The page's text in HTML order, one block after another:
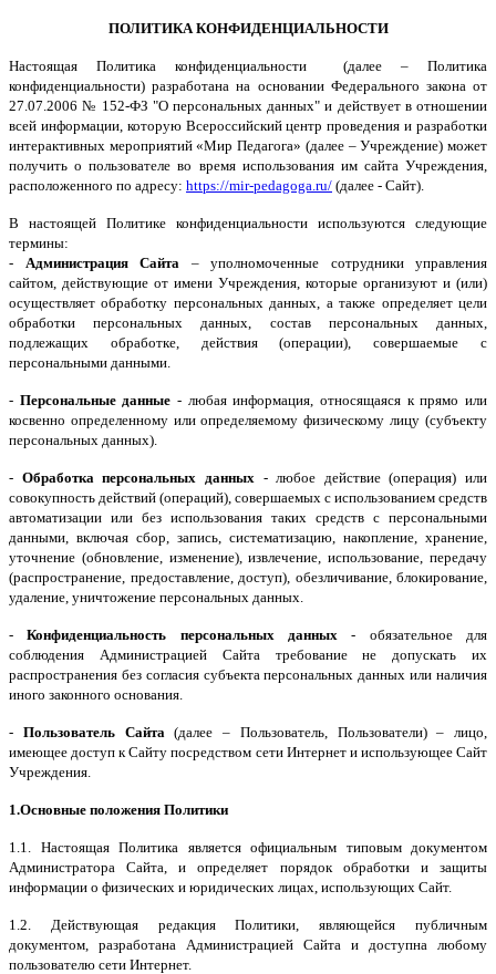
ПОЛИТИКА КОНФИДЕНЦИАЛЬНОСТИ
Настоящая Политика конфиденциальности (далее – Политика
конфиденциальности) разработана на основании Федерального закона от
27.07.2006 № 152-ФЗ "О персональных данных" и действует в отношении
всей информации, которую Всероссийский центр проведения и разработки
интерактивных мероприятий «Мир Педагога» (далее – Учреждение) может
получить о пользователе во время использования им сайта Учреждения,
расположенного по адресу: https://mir-pedagoga.ru/ (далее - Сайт).
В настоящей Политике конфиденциальности используются следующие
термины:
- Администрация Сайта – уполномоченные сотрудники управления
сайтом, действующие от имени Учреждения, которые организуют и (или)
осуществляет обработку персональных данных, а также определяет цели
обработки персональных данных, состав персональных данных,
подлежащих обработке, действия (операции), совершаемые с
персональными данными.
- Персональные данные - любая информация, относящаяся к прямо или
косвенно определенному или определяемому физическому лицу (субъекту
персональных данных).
- Обработка персональных данных- любое действие (операция) или
совокупность действий (операций), совершаемых с использованием средств
автоматизации или без использования таких средств с персональными
данными, включая сбор, запись, систематизацию, накопление, хранение,
уточнение (обновление, изменение), извлечение, использование, передачу
(распространение, предоставление, доступ), обезличивание, блокирование,
удаление, уничтожение персональных данных.
-Конфиденциальность персональных данных - обязательное для
соблюдения Администрацией Сайта требование не допускать их
распространения без согласия субъекта персональных данных или наличия
иного законного основания.
- Пользователь Сайта(далее – Пользователь, Пользователи) – лицо,
имеющее доступ к Сайту посредством сети Интернет и использующее Сайт
Учреждения.
1.Основные положения Политики
1.1. Настоящая Политика является официальным типовым документом
Администратора Сайта, и определяет порядок обработки и защиты
информации о физических и юридических лицах, использующих Сайт.
1.2. Действующая редакция Политики, являющейся публичным
документом, разработана Администрацией Сайта и доступна любому
пользователю сети Интернет.